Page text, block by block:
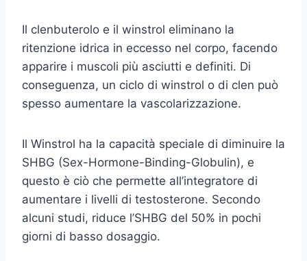
Il clenbuterolo e il winstrol eliminano la
ritenzione idrica in eccesso nel corpo, facendo
apparire i muscoli più asciutti e definiti. Di
conseguenza, un ciclo di winstrol o di clen può
spesso aumentare la vascolarizzazione.
Il Winstrol ha la capacità speciale di diminuire la
SHBG (Sex-Hormone-Binding-Globulin), e
questo è ciò che permette all’integratore di
aumentare i livelli di testosterone. Secondo
alcuni studi, riduce l’SHBG del 50% in pochi
giorni di basso dosaggio.